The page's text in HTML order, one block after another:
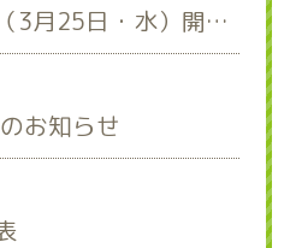
まちなか防災ゼミ（3月25日・水）開催！
お知らせ